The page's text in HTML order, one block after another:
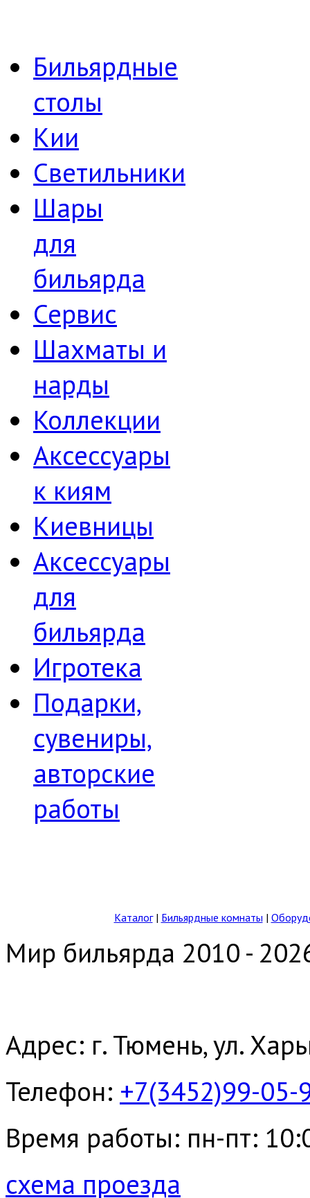
Бильярдные
столы
Кии
Светильники
Шары
для
бильярда
Сервис
Шахматы и
нарды
Коллекции
Аксессуары
к киям
Киевницы
Аксессуары
для
бильярда
Игротека
Подарки,
сувениры,
авторские
работы
Каталог| Бильярдные комнаты |
Мир бильярда 2010 -
Адрес: г. Тюмень, ул.
Телефон: +7(3452)99-05-
Время работы: пн-пт:
схема проезда